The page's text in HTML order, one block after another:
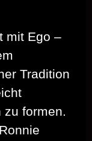
mit Ego –
Tradition
zu formen.